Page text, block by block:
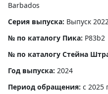
Barbados
Серия выпуска: Выпуск
№ по каталогу Пика: P83b2
№ по каталогу Стейна
Год выпуска: 2024
Период обращения: c 2025